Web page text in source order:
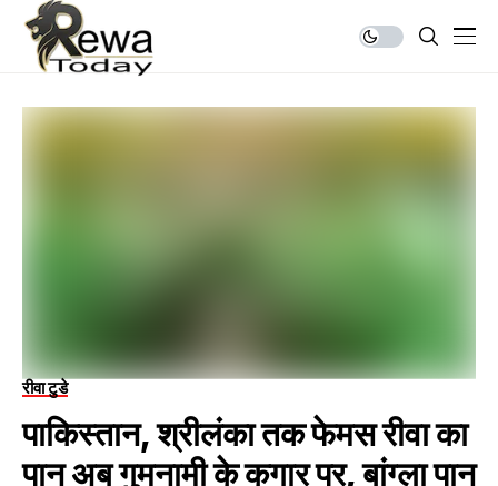
रीवा टुडे
पाकिस्तान, श्रीलंका तक फेमस रीवा का
पान अब गुमनामी के कगार पर, बांग्ला पान